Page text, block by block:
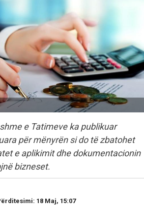
e Tatimeve ka publikuar
për mënyrën si do të zbatohet
e aplikimit dhe dokumentacionin
bizneset.
18 Maj, 15:07